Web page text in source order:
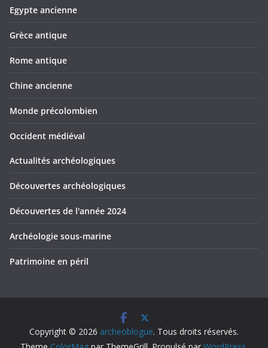
Egypte ancienne
Grèce antique
Rome antique
Chine ancienne
Monde précolombien
Occident médiéval
Actualités archéologiques
Découvertes archéologiques
Découvertes de l'année 2024
Archéologie sous-marine
Patrimoine en péril
Copyright © 2026 archeoblogue. Tous droits réservés.